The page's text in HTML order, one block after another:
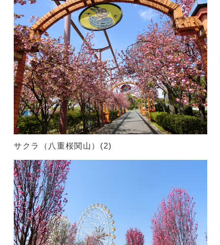
サクラ（八重桜関山）(2)